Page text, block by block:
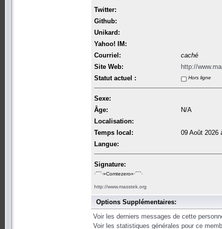
Twitter:
Github:
Unikard:
Yahoo! IM:
Courriel:
caché
Site Web:
http://
Statut actuel :
Hors ligne
Sexe:
Âge:
N/A
Localisation:
Temps local:
09 Août 2026
Langue:
Signature:
·´¯`·­»Comtezero«­·´¯`·
http://www.masstek.org
Options Supplémentaires:
Voir les derniers messages de cette
Voir les statistiques générales pour ce